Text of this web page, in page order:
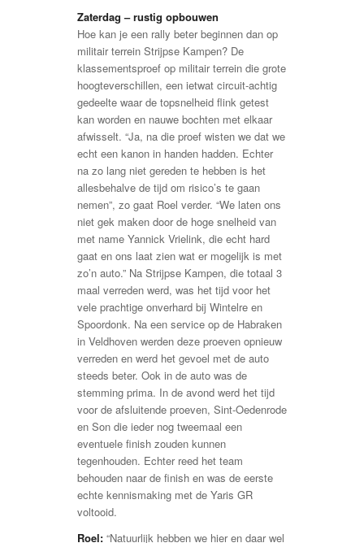
Zaterdag – rustig opbouwen
Hoe kan je een rally beter beginnen dan op
militair terrein Strijpse Kampen? De
klassementsproef op militair terrein die grote
hoogteverschillen, een ietwat circuit-achtig
gedeelte waar de topsnelheid flink getest
kan worden en nauwe bochten met elkaar
afwisselt. “Ja, na die proef wisten we dat we
echt een kanon in handen hadden. Echter
na zo lang niet gereden te hebben is het
allesbehalve de tijd om risico’s te gaan
nemen”, zo gaat Roel verder. “We laten ons
niet gek maken door de hoge snelheid van
met name Yannick Vrielink, die echt hard
gaat en ons laat zien wat er mogelijk is met
zo’n auto.” Na Strijpse Kampen, die totaal 3
maal verreden werd, was het tijd voor het
vele prachtige onverhard bij Wintelre en
Spoordonk. Na een service op de Habraken
in Veldhoven werden deze proeven opnieuw
verreden en werd het gevoel met de auto
steeds beter. Ook in de auto was de
stemming prima. In de avond werd het tijd
voor de afsluitende proeven, Sint-Oedenrode
en Son die ieder nog tweemaal een
eventuele finish zouden kunnen
tegenhouden. Echter reed het team
behouden naar de finish en was de eerste
echte kennismaking met de Yaris GR
voltooid.
Roel: “Natuurlijk hebben we hier en daar wel